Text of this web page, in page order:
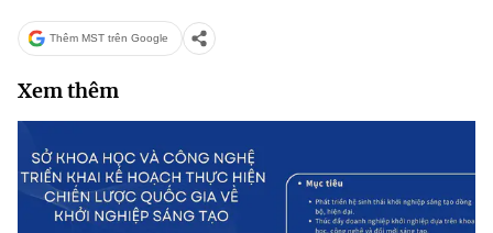
Thêm MST trên Google
Xem thêm